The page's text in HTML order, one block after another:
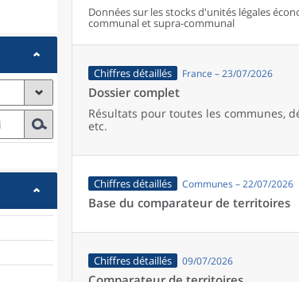
Données sur les stocks d'unités légales
communal et supra-communal
Chiffres détaillés France – 23/07/2026
Dossier complet
Résultats pour toutes les communes,
etc.
Chiffres détaillés Communes – 22/07/2026
Base du comparateur de territoires
Chiffres détaillés 09/07/2026